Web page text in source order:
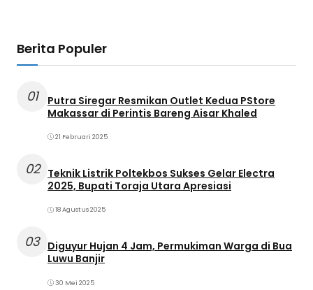
Berita Populer
01
Putra Siregar Resmikan Outlet Kedua PStore
Makassar di Perintis Bareng Aisar Khaled
21 Februari 2025
02
Teknik Listrik Poltekbos Sukses Gelar Electra
2025, Bupati Toraja Utara Apresiasi
18 Agustus 2025
03 Diguyur Hujan 4 Jam, Permukiman Warga di Bua
Luwu Banjir
30 Mei 2025